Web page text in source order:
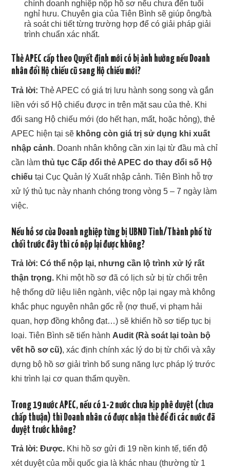
chính doanh nghiệp nộp hồ sơ nếu chưa đến tuổi
nghỉ hưu. Chuyên gia của Tiên Bình sẽ giúp ông/bà
rà soát chi tiết từng trường hợp để có giải pháp giải
trình chuẩn xác nhất.
Thẻ APEC cấp theo Quyết định mới có bị ảnh hưởng nếu Doanh
nhân đổi Hộ chiếu cũ sang Hộ chiếu mới?
Trả lời: Thẻ APEC có giá trị lưu hành song song và gắn
liền với số Hộ chiếu được in trên mặt sau của thẻ. Khi
đổi sang Hộ chiếu mới (do hết hạn, mất, hoặc hỏng), thẻ
APEC hiện tại sẽ không còn giá trị sử dụng khi xuất
nhập cảnh. Doanh nhân không cần xin lại từ đầu mà chỉ
cần làmthủ tục Cấp đổi thẻ APEC do thay đổi số Hộ
chiếu tại Cục Quản lý Xuất nhập cảnh. Tiên Bình hỗ trợ
xử lý thủ tục này nhanh chóng trong vòng 5 – 7 ngày làm
việc.
Nếu hồ sơ của Doanh nghiệp từng bị UBND Tỉnh/Thành phố từ
chối trước đây thì có nộp lại được không?
Trả lời: Có thể nộp lại, nhưng cần lộ trình xử lý rất
thận trọng. Khi một hồ sơ đã có lịch sử bị từ chối trên
hệ thống dữ liệu liên ngành, việc nộp lại ngay mà không
khắc phục nguyên nhân gốc rễ (nợ thuế, vi phạm hải
quan, hợp đồng không đạt…) sẽ khiến hồ sơ tiếp tục bị
loại. Tiên Bình sẽ tiến hành Audit (Rà soát lại toàn bộ
vết hồ sơ cũ), xác định chính xác lý do bị từ chối và xây
dựng bộ hồ sơ giải trình bổ sung năng lực pháp lý trước
khi trình lại cơ quan thẩm quyền.
Trong 19 nước APEC, nếu có 1-2 nước chưa kịp phê duyệt (chưa
chấp thuận) thì Doanh nhân có được nhận thẻ để đi các nước đã
duyệt trước không?
Trả lời: Được. Khi hồ sơ gửi đi 19 nền kinh tế, tiến độ
xét duyệt của mỗi quốc gia là khác nhau (thường từ 1